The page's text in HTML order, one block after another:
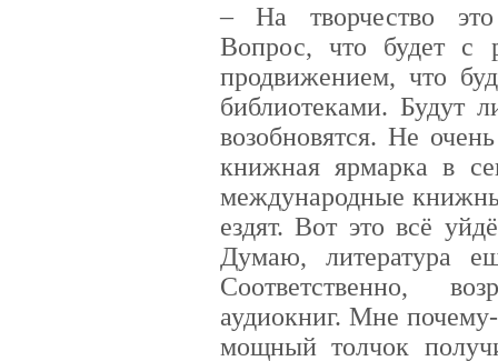
– На творчество это
Вопрос, что будет с
продвижением, что
библиотеками. Будут
возобновятся. Не
книжная ярмарка в
международные
ездят. Вот это всё
Думаю, литература
Соответственно,
аудиокниг. Мне
мощный толчок